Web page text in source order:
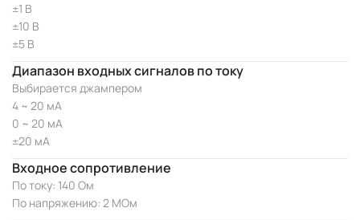
±1 В
±10 В
±5 В
Диапазон входных сигналов по току
Выбирается джампером
4 ~ 20 мА
0 ~ 20 мА
±20 мА
Входное сопротивление
По току: 140 Ом
По напряжению: 2 МОм